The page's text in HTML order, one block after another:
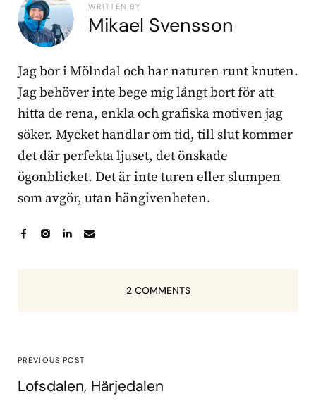
WRITTEN BY
Mikael Svensson
Jag bor i Mölndal och har naturen runt knuten.
Jag behöver inte bege mig långt bort för att
hitta de rena, enkla och grafiska motiven jag
söker. Mycket handlar om tid, till slut kommer
det där perfekta ljuset, det önskade
ögonblicket. Det är inte turen eller slumpen
som avgör, utan hängivenheten.
2 COMMENTS
PREVIOUS POST
Lofsdalen, Härjedalen